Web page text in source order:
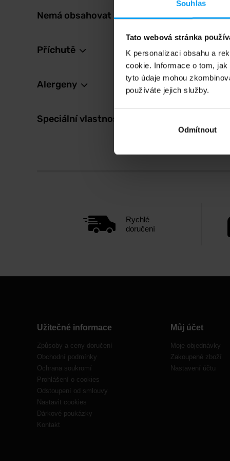
Souhlas
Tato webová stránka
K personalizaci obsahu a
cookie. Informace o tom,
tyto údaje mohou
používáte jejich služby.
Odmítnout
Nemá obsahovat
Příchutě
Alergeny
Speciální vlastnosti
24
Na
Rychlé
doručení
Užitečné informace
Způsoby a ceny doručení
Obchodní podmínky
Ochrana soukromí
Prohlášení o cookies
Odstoupení od smlouvy
Nastavit cookies
Dárkové poukázky
Kontakt
Můj účet
Moje objednávky
Zakoupené zboží
Nastavení účtu